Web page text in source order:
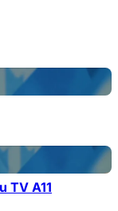
TV A11